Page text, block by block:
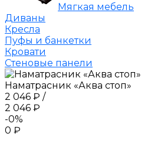
Мягкая мебель
Диваны
Кресла
Пуфы и банкетки
Кровати
Стеновые панели
Наматрасник «Аква стоп»
2 046 ₽ /
2 046 ₽
-0%
0 ₽